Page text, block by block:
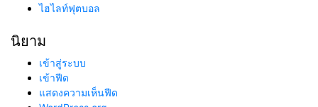
ไฮไลท์ฟุตบอล
นิยาม
เข้าสู่ระบบ
เข้าฟีด
แสดงความเห็นฟีด